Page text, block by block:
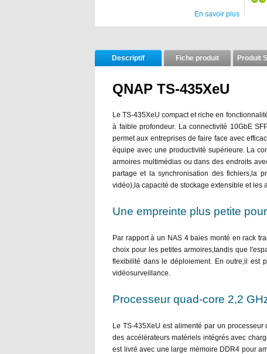
En savoir plus
Descriptif Fiche produit Produit
QNAP TS-435XeU
Le TS-435XeU compact et riche en
à faible profondeur. La connectivité 10GbE
permet aux entreprises de faire face avec
équipe avec une productivité supérieure. La
armoires multimédias ou dans des endroits
partage et la synchronisation des fichiers,la
vidéo),la capacité de stockage extensible et les
Une empreinte plus petite
Par rapport à un NAS 4 baies monté en rack
choix pour les petites armoires,tandis que
flexibilité dans le déploiement. En outre,il est
vidéosurveillance.
Processeur quad-core 2,2
Le TS-435XeU est alimenté par un
des accélérateurs matériels intégrés avec
est livré avec une large mémoire DDR4 pour